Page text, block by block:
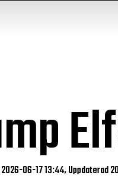
06-17 13:44, Uppdaterad